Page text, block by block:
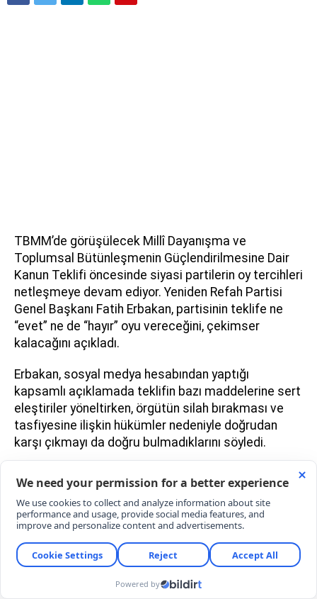
TBMM’de görüşülecek Millî Dayanışma ve
Toplumsal Bütünleşmenin Güçlendirilmesine Dair
Kanun Teklifi öncesinde siyasi partilerin oy tercihleri
netleşmeye devam ediyor. Yeniden Refah Partisi
Genel Başkanı Fatih Erbakan, partisinin teklife ne
“evet” ne de “hayır” oyu vereceğini, çekimser
kalacağını açıkladı.
Erbakan, sosyal medya hesabından yaptığı
kapsamlı açıklamada teklifin bazı maddelerine sert
eleştiriler yöneltirken, örgütün silah bırakması ve
tasfiyesine ilişkin hükümler nedeniyle doğrudan
karşı çıkmayı da doğru bulmadıklarını söyledi.
MHP'den açıklama: Bugün
tarihi bir gün
“BU TEKLİFİN MİLYONLARCA KÜRT
KARDEŞİMİZLE BİR İLGİSİ YOKTUR”